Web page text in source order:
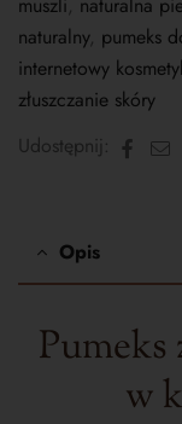
muszli, naturalna
naturalny, pumeks
internetowy
złuszczanie skóry
Udostępnij:
E-
Opis
w